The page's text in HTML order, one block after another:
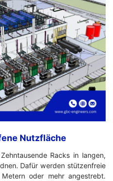
Nutzfläche
Racks in langen,
Dafür werden stützenfreie
oder mehr angestrebt.